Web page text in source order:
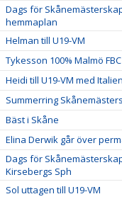
Dags för
hemmaplan
Helman till U19-VM
Tykesson 100% Malmö FBC
Heidi till U19-VM med Italien
Summerring
Bäst i Skåne
Elina Derwik går över
Dags för
Kirsebergs Sph
Sol uttagen till U19-VM